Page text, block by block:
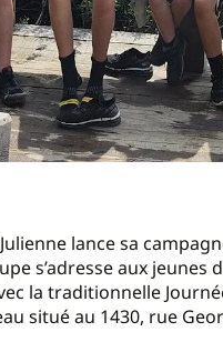
lance sa
s’adresse aux jeunes
la traditionnelle
situé au 1430, rue